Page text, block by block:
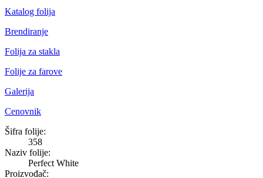
Katalog folija
Brendiranje
Folija za stakla
Folije za farove
Galerija
Cenovnik
Perfect White
Šifra folije:
358
Naziv folije:
Perfect White
Proizvođač: